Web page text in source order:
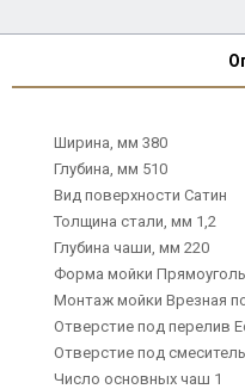
Ширина, мм 380
Глубина, мм 510
Вид поверхности Сатин
Толщина стали, мм 1,2
Глубина чаши, мм 220
Форма мойки
Монтаж мойки Врезная
Отверстие под перелив
Отверстие под
Число основных чаш 1